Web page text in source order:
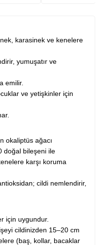
karasinek ve kenelere
yumuşatır ve
emilir.
ve yetişkinler için
okaliptüs ağacı
doğal bileşeni ile
karşı koruma
cildi nemlendirir,
için uygundur.
cildinizden 15–20 cm
(baş, kollar, bacaklar